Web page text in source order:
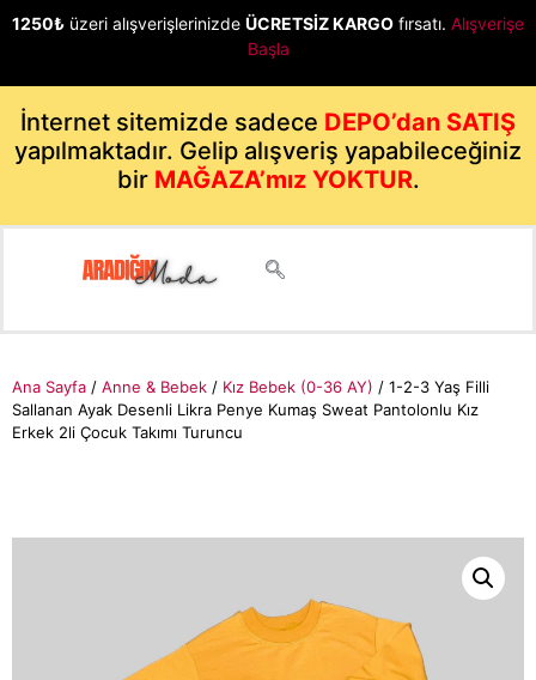
1250₺ üzeri alışverişlerinizde ÜCRETSİZ KARGO fırsatı. Alışverişe
Başla
İnternet sitemizde sadece DEPO’dan SATIŞ
yapılmaktadır. Gelip alışveriş yapabileceğiniz
bir MAĞAZA’mız YOKTUR.
Ana Sayfa / Anne & Bebek / Kız Bebek (0-36 AY) / 1-2-3 Yaş Filli
Sallanan Ayak Desenli Likra Penye Kumaş Sweat Pantolonlu Kız
Erkek 2li Çocuk Takımı Turuncu